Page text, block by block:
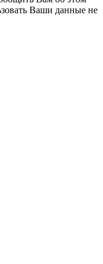
Ваши данные не